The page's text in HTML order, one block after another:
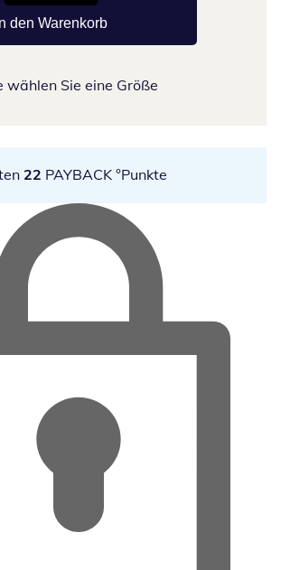
In den Warenkorb
wählen Sie eine Größe
22 PAYBACK °Punkte